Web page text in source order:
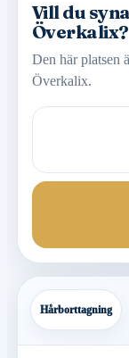
Vill du
Överkalix?
Den här platsen
Överkalix.
Hårborttagning